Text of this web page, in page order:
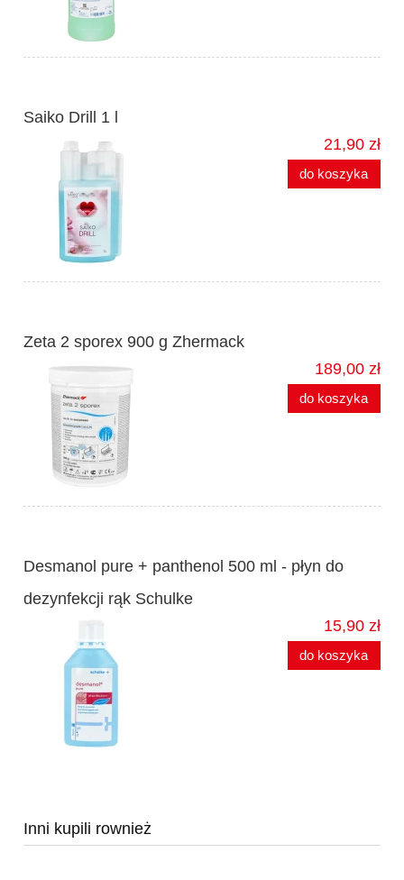
Saiko Drill 1 l
21,90 zł
do koszyka
Zeta 2 sporex 900 g Zhermack
189,00 zł
do koszyka
Desmanol pure + panthenol 500 ml - płyn do
dezynfekcji rąk Schulke
15,90 zł
do koszyka
Inni kupili rownież